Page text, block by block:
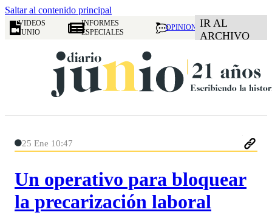
Saltar al contenido principal
VIDEOS
JUNIO
INFORMES
ESPECIALES
OPINION IR AL
ARCHIVO
25 Ene 10:47
Un operativo para bloquear
la precarización laboral